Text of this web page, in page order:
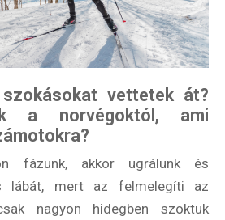
vettetek át?
a norvégoktól, ami
fázunk, akkor ugrálunk és
lábát, mert az felmelegíti az
nagyon hidegben szoktuk